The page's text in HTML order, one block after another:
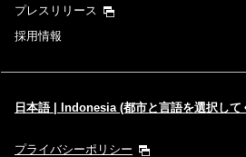
プレスリリース
採用情報
日本語 | Indonesia (都市と言語を選択して
プライバシーポリシー